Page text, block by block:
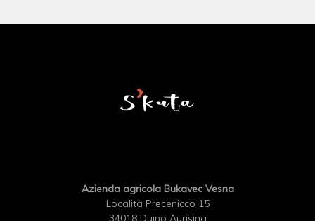
Azienda agricola Bukavec Vesna
Località Precenicco 15
34018 Duino Aurisina